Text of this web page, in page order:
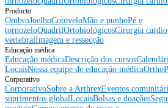
Producto
OmbroJoelhoCotoveloMão e punhoPé e
tornozeloQuadrilOrtobiológicosCirurgia
vertebralImagem e ressecção
Educação médica
Educação médicaDescrição dos cursos
LocaisNossa equipe de educação médica
Corporativo
CorporativoSobre a ArthrexEventos
suprimentos globalLocaisBolsas e doações